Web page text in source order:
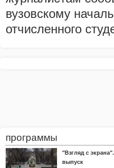
вузовскому
отчисленного
программы
"Взгляд с
выпуск